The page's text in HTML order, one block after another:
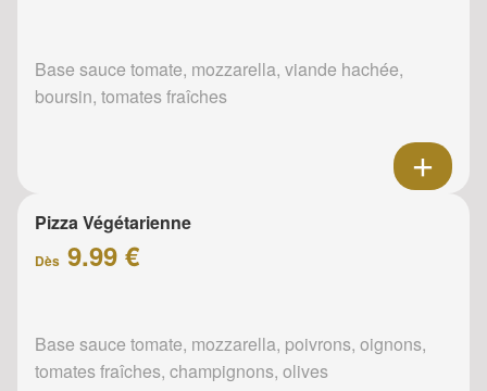
Base sauce tomate, mozzarella, viande hachée,
boursin, tomates fraîches
Pizza Végétarienne
Dès 9.99 €
Base sauce tomate, mozzarella, poivrons, oignons,
tomates fraîches, champignons, olives